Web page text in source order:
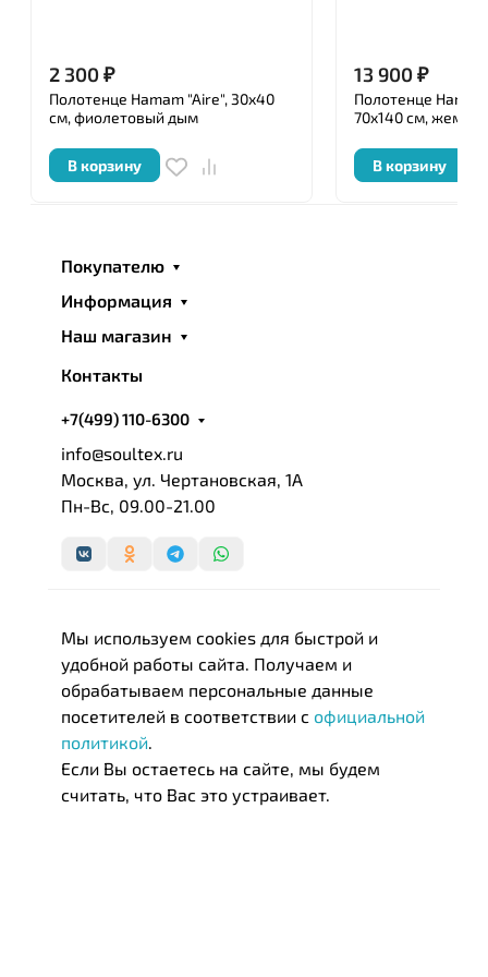
материалы – волокно бамбука и кашемир.
2 300₽
Полотенце Hamam "Aire", 30x40
см, фиолетовый дым
В корзину
13 900₽
Полотенце
70x140 см,
В корзину
Покупателю
Информация
Наш магазин
Контакты
+7(499) 110-6300
info@soultex.ru
Москва, ул. Чертановская, 1А
Пн-Вс, 09.00-21.00
Мы используем cookies для быстрой и
удобной работы сайта. Получаем и
обрабатываем персональные данные
посетителей в соответствии с официальной
политикой
Если Вы остаетесь на сайте, мы будем
считать, что Вас это устраивает.